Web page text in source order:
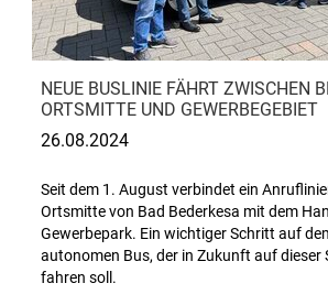
NEUE BUSLINIE FÄHRT ZWISCHEN
ORTSMITTE UND GEWERBEGEBIET
26.08.2024
Seit dem 1. August verbindet ein
Ortsmitte von Bad Bederkesa mit dem
Gewerbepark. Ein wichtiger Schritt auf
autonomen Bus, der in Zukunft auf dieser
fahren soll.